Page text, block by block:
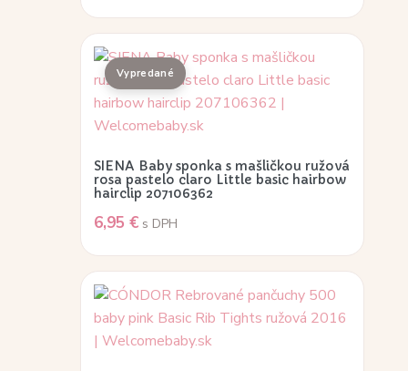
SIENA Baby sponka s mašličkou ružová
rosa pastelo claro Little basic hairbow
hairclip 207106362
6,95 € s DPH